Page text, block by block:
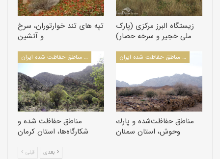
مقررات و محدودیت های تنظیم شده مورد استفاده قرار می‌گیرند.
تپه های تند خوارتوران، سرخ
و آتشین
زیستگاه البرز مرکزی (پارک
ملی خجیر و سرخه حصار)
مقالات مرتبط با مناطق حفاظت شده ایران
مناطق حفاظت شده و
شكارگاه‌ها، استان كرمان
مقالات مرتبط با مناطق حفاظت شده ایران
مناطق حفاظت‌شده و پارك
وحوش، استان سمنان
قبلی